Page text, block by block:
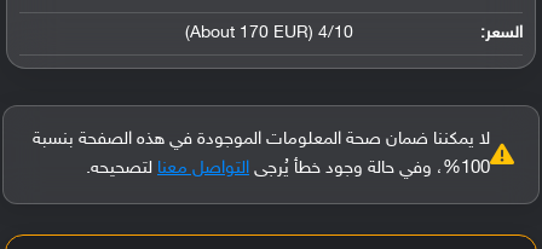
السعر: 4/10 (About 170 EUR)
لا يمكننا ضمان صحة المعلومات الموجودة في هذه الصفحة بنسبة
100%، وفي حالة وجود خطأ يُرجى
التواصل معنا لتصحيحه.